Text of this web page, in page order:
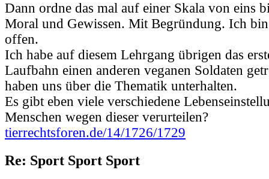
Dann ordne das mal auf einer Skala von eins
Moral und Gewissen. Mit Begründung. Ich
offen.
Ich habe auf diesem Lehrgang übrigen das
Laufbahn einen anderen veganen Soldaten
haben uns über die Thematik unterhalten.
Es gibt eben viele verschiedene
Menschen wegen dieser verurteilen?
tierrechtsforen.de/14/1726/1729
Re: Sport Sport Sport